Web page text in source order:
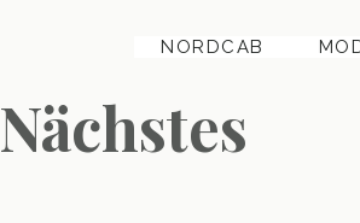
NORDCAB
Nächstes